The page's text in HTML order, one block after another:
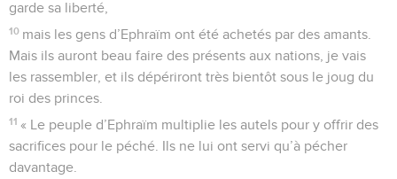
garde sa liberté,
10 mais les gens d’Ephraïm ont été achetés par des amants.
Mais ils auront beau faire des présents aux nations, je vais
les rassembler, et ils dépériront très bientôt sous le joug du
roi des princes.
11 « Le peuple d’Ephraïm multiplie les autels pour y offrir des
sacrifices pour le péché. Ils ne lui ont servi qu’à pécher
davantage.